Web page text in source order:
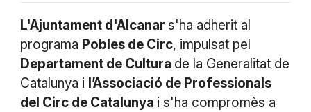
L'Ajuntament d'Alcanar s'ha adherit al
programa Pobles de Circ, impulsat pel
Departament de Cultura de la Generalitat de
Catalunya i l’Associació de Professionals
del Circ de Catalunya i s'ha compromès a